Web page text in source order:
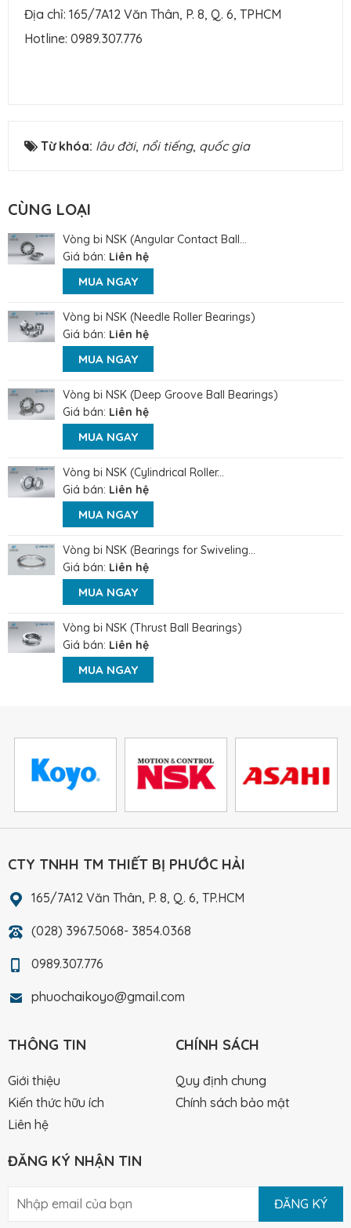
Địa chỉ: 165/7A12 Văn Thân, P. 8, Q. 6, TPHCM
Hotline: 0989.307.776
Từ khóa: lâu đời, nổi tiếng, quốc gia
CÙNG LOẠI
Vòng bi NSK (Angular Contact Ball...
Giá bán: Liên hệ
MUA NGAY
Vòng bi NSK (Needle Roller Bearings)
Giá bán: Liên hệ
MUA NGAY
Vòng bi NSK (Deep Groove Ball Bearings)
Giá bán: Liên hệ
MUA NGAY
Vòng bi NSK (Cylindrical Roller...
Giá bán: Liên hệ
MUA NGAY
Vòng bi NSK (Bearings for Swiveling...
Giá bán: Liên hệ
MUA NGAY
Vòng bi NSK (Thrust Ball Bearings)
Giá bán: Liên hệ
MUA NGAY
CTY TNHH TM THIẾT BỊ PHƯỚC HẢI
165/7A12 Văn Thân, P. 8, Q. 6, TP.HCM
(028) 3967.5068- 3854.0368
0989.307.776
phuochaikoyo@gmail.com
THÔNG TIN
Giới thiệu
Kiến thức hữu ích
Liên hệ
CHÍNH SÁCH
Quy định chung
Chính sách bảo mật
ĐĂNG KÝ NHẬN TIN
ĐĂNG KÝ